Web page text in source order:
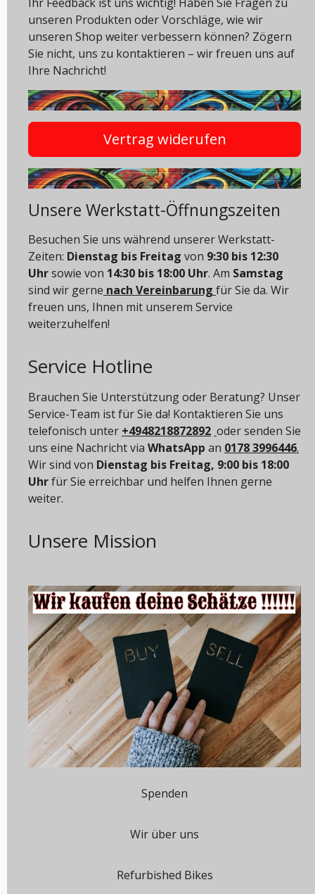
unseren Produkten oder Vorschläge, wie wir
unseren Shop weiter verbessern können? Zögern
Sie nicht, uns zu kontaktieren – wir freuen uns auf
Ihre Nachricht!
Vertrag widerufen
Unsere Werkstatt-Öffnungszeiten
Besuchen Sie uns während unserer Werkstatt-
Zeiten: Dienstag bis Freitag von 9:30 bis 12:30
Uhrsowie von 14:30 bis 18:00 Uhr. Am Samstag
sind wir gerne nach Vereinbarung für Sie da. Wir
freuen uns, Ihnen mit unserem Service
weiterzuhelfen!
Service Hotline
Brauchen Sie Unterstützung oder Beratung? Unser
Service-Team ist für Sie da! Kontaktieren Sie uns
telefonisch unter +4948218872892 oder senden Sie
uns eine Nachricht via WhatsApp an 0178 3996446.
Wir sind von Dienstag bis Freitag, 9:00 bis 18:00
Uhrfür Sie erreichbar und helfen Ihnen gerne
weiter.
Unsere Mission
Spenden
Wir über uns
Refurbished Bikes